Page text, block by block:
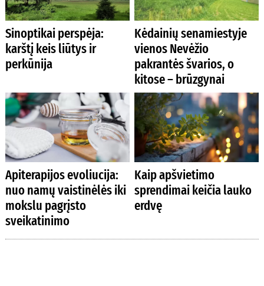
Sinoptikai perspėja:
karštį keis liūtys ir
perkūnija
Kėdainių senamiestyje
vienos Nevėžio
pakrantės švarios, o
kitose – brūzgynai
Apiterapijos evoliucija:
nuo namų vaistinėlės iki
mokslu pagrįsto
sveikatinimo
Kaip apšvietimo
sprendimai keičia lauko
erdvę